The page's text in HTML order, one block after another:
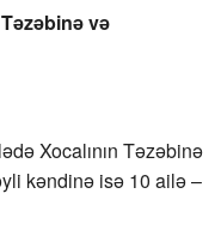
və
Xocalının Təzəbinə
kəndinə isə 10 ailə –